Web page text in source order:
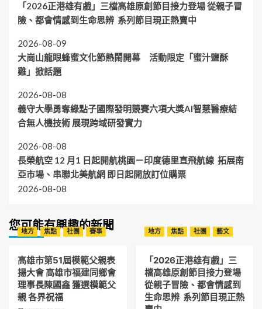
「2026正港雄有戲」三檔高雄原創節目接力登場 從親子冒
險、都會情感到生命思辨 系列節目現正熱賣中
2026-08-09
大崗山龍眼蜂蜜文化節熱鬧開幕 活動限定「蜜汁鹽酥
雞」掀話題
2026-08-08
義守大學勇奪綠點子國際發明競賽六項大獎AI智慧醫療結
合無人機技術 展現跨域研發實力
2026-08-08
長榮航空 12 月1 日起開航桃園－印度德里直飛航線 拓展南
亞市場、串聯北美航網 即日起開放訂位購票
2026-08-08
您可能有興趣的新聞
地方 焦點 社團 賽事
高雄市第51屆模範父親表
揚大會 高雄市福建同鄉會
理事長陳國鑫 獲選模範父
親 各界祝福
地方 焦點 社團 藝文
「2026正港雄有戲」三
檔高雄原創節目接力登場
從親子冒險、都會情感到
生命思辨 系列節目現正熱